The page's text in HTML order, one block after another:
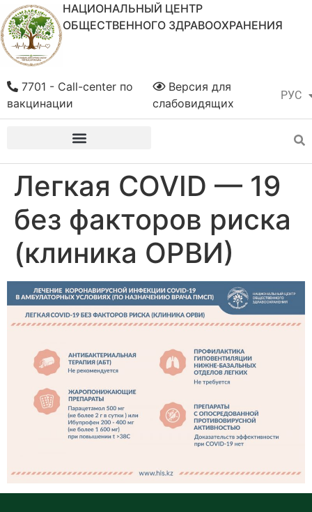
НАЦИОНАЛЬНЫЙ ЦЕНТР
ОБЩЕСТВЕННОГО ЗДРАВООХРАНЕНИЯ
РУС
ҚАЗ
Версия для
слабовидящих
7701 - Call-center по
вакцинации
Легкая СOVID — 19
без факторов риска
(клиника ОРВИ)